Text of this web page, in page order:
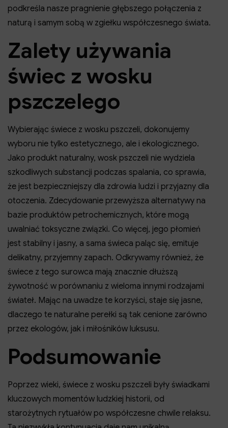
podkreśla nasze pragnienie głębszego połączenia z
naturą i samym sobą w zgiełku współczesnego świata.
Zalety używania
świec z wosku
pszczelego
Wybierając świece z wosku pszczeli, dokonujemy
wyboru nie tylko estetycznego, ale i ekologicznego.
Jako produkt naturalny, wosk pszczeli nie wydziela
szkodliwych substancji podczas spalania, co sprawia,
że jest bezpieczniejszy dla zdrowia ludzi i przyjazny dla
otoczenia. Zdecydowanie przewyższa alternatywy na
bazie produktów petrochemicznych, które mogą
uwalniać toksyczne związki. Co więcej, jego płomień
jest stabilny i jasny, a sama świeca paląc się, emituje
delikatny, przyjemny zapach. Odkrywamy również, że
świece z tego surowca mają znacznie dłuższą
żywotność w porównaniu z wieloma innymi rodzajami
świateł. Mając na uwadze te korzyści, staje się jasne,
dlaczego te naturalne perełki są tak cenione zarówno
przez ekologów, jak i miłośników luksusu.
Podsumowanie
Poprzez wieki, świece z wosku pszczeli były świadkami
kluczowych momentów ludzkiej historii, od
starożytnych rytuałów po współczesne chwile relaksu.